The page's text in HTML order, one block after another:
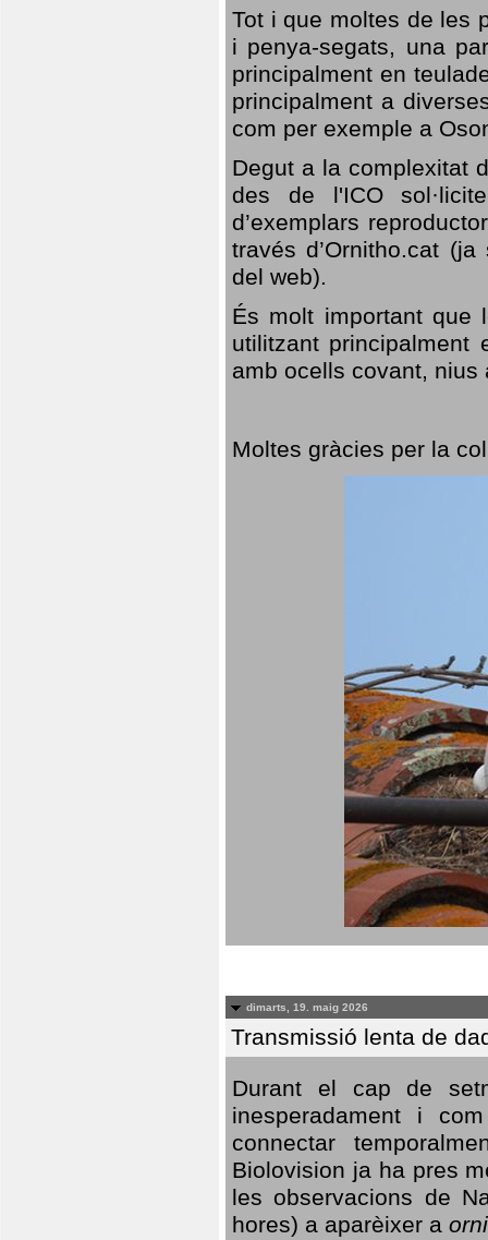
Tot i que moltes de les
i penya-segats, una
principalment en
principalment a
com per exemple a
Degut a la complexitat
des de l'ICO
d’exemplars
través d’Ornitho.cat
del web).
És molt important que
utilitzant
amb ocells covant,
Moltes gràcies per la
dimarts, 19. maig 2026
Transmissió lenta de
Durant el cap de
inesperadament i
connectar
Biolovision ja ha pres
les observacions de
hores) a aparèixer a